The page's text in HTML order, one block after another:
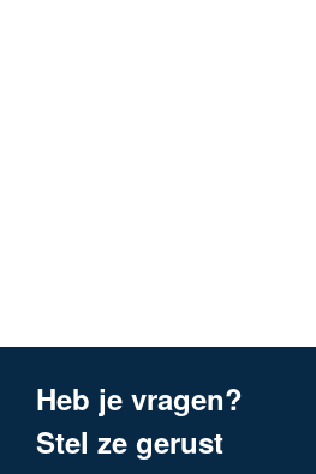
Heb je vragen?
Stel ze gerust